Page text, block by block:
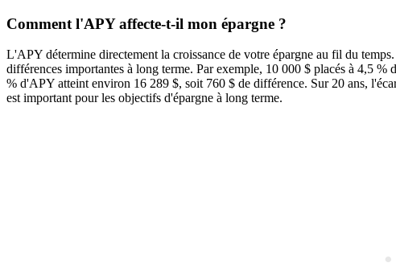
Comment l'APY affecte-t-il mon épargne ?
L'APY détermine directement la croissance de votre épargne au fil du
différences importantes à long terme. Par exemple, 10 000 $ placés à 4,5
% d'APY atteint environ 16 289 $, soit 760 $ de différence. Sur 20 ans,
est important pour les objectifs d'épargne à long terme.